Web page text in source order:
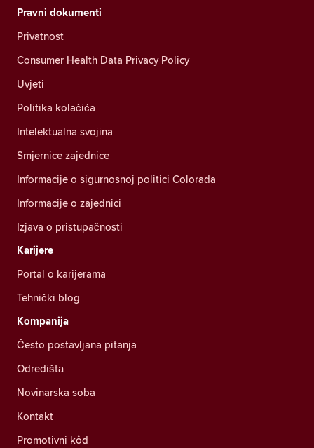
Pravni dokumenti
Privatnost
Consumer Health Data Privacy Policy
Uvjeti
Politika kolačića
Intelektualna svojina
Smjernice zajednice
Informacije o sigurnosnoj politici Colorada
Informacije o zajednici
Izjava o pristupačnosti
Karijere
Portal o karijerama
Tehnički blog
Kompanija
Često postavljana pitanja
Odredištа
Novinarska soba
Kontakt
Promotivni kôd